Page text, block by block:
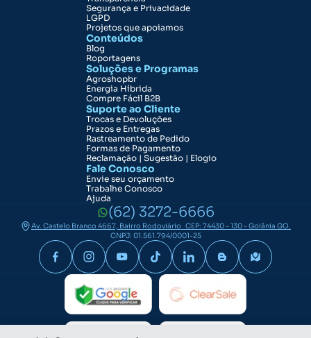
Segurança e Privacidade
LGPD
Projetos que apoiamos
Conteúdos
Blog
Roportagens
Soluções e Programas
Agroshopbr
Energia Híbrida
Compre Fácil B2B
Suporte ao Cliente
Trocas e Devoluções
Prazos e Entregas
Rastreamento de Pedido
Formas de Pagamento
Reclamação | Sugestão | Elogio
Fale Conosco
Envie seu orçamento
Trabalhe Conosco
Ajuda
(62) 3272-6666
Av. Castelo Branco 4667, Bairro Rodoviário CEP: 74430 - 130 - Goiânia GO.
CNPJ: 01.561.794/0001-25